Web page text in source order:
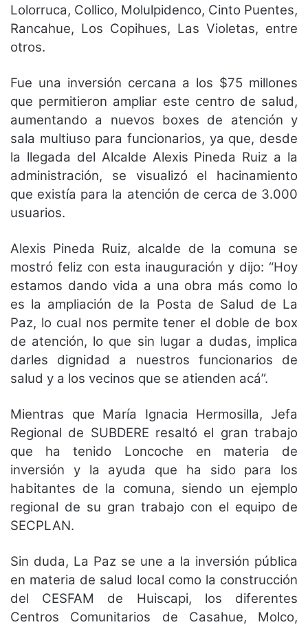
Lolorruca, Collico, Molulpidenco, Cinto Puentes,
Rancahue, Los Copihues, Las Violetas, entre
otros.
Fue una inversión cercana a los $75 millones
que permitieron ampliar este centro de salud,
aumentando a nuevos boxes de atención y
sala multiuso para funcionarios, ya que, desde
la llegada del Alcalde Alexis Pineda Ruiz a la
administración, se visualizó el hacinamiento
que existía para la atención de cerca de 3.000
usuarios.
Alexis Pineda Ruiz, alcalde de la comuna se
mostró feliz con esta inauguración y dijo: “Hoy
estamos dando vida a una obra más como lo
es la ampliación de la Posta de Salud de La
Paz, lo cual nos permite tener el doble de box
de atención, lo que sin lugar a dudas, implica
darles dignidad a nuestros funcionarios de
salud y a los vecinos que se atienden acá”.
Mientras que María Ignacia Hermosilla, Jefa
Regional de SUBDERE resaltó el gran trabajo
que ha tenido Loncoche en materia de
inversión y la ayuda que ha sido para los
habitantes de la comuna, siendo un ejemplo
regional de su gran trabajo con el equipo de
SECPLAN.
Sin duda, La Paz se une a la inversión pública
en materia de salud local como la construcción
del CESFAM de Huiscapi, los diferentes
Centros Comunitarios de Casahue, Molco,